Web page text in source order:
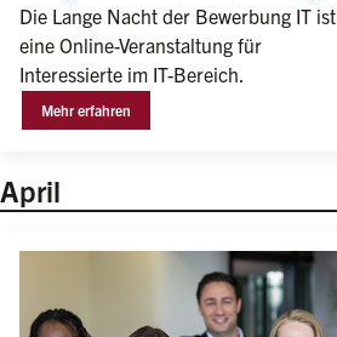
Die Lange Nacht der Bewerbung IT ist
eine Online-Veranstaltung für
Interessierte im IT-Bereich.
Mehr erfahren
April